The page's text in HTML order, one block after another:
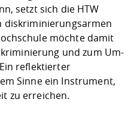
setzt sich die HTW
diskriminierungsarmen
möchte damit
und zum Um-
reflektierter
Sinne ein Instrument,
zu erreichen.